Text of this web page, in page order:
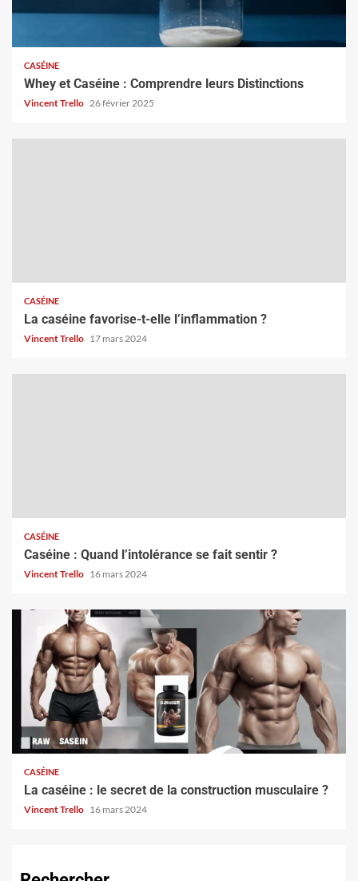
CASÉINE
Whey et Caséine : Comprendre leurs Distinctions
Vincent Trello 26 février 2025
CASÉINE
La caséine favorise-t-elle l’inflammation ?
Vincent Trello 17 mars 2024
CASÉINE
Caséine : Quand l’intolérance se fait sentir ?
Vincent Trello 16 mars 2024
CASÉINE
La caséine : le secret de la construction musculaire ?
Vincent Trello 16 mars 2024